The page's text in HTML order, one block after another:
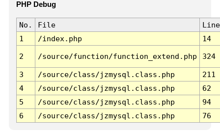
PHP Debug
No. File
Line
1
/index.php 14
2 /source/function/function_extend.php 324
3 /source/class/jzmysql.class.php
211
4
/source/class/jzmysql.class.php
62
5
/source/class/jzmysql.class.php
94
6
/source/class/jzmysql.class.php 76